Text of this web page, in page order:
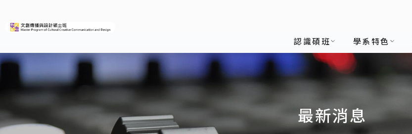
認識碩班 學系特色
最新消息